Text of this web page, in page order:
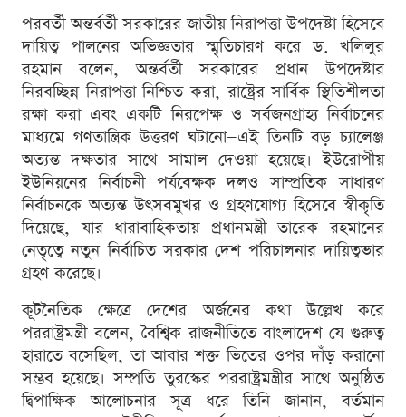
পরবর্তী অন্তর্বর্তী সরকারের জাতীয় নিরাপত্তা উপদেষ্টা হিসেবে
দায়িত্ব পালনের অভিজ্ঞতার স্মৃতিচারণ করে ড. খলিলুর
রহমান বলেন, অন্তর্বর্তী সরকারের প্রধান উপদেষ্টার
নিরবচ্ছিন্ন নিরাপত্তা নিশ্চিত করা, রাষ্ট্রের সার্বিক স্থিতিশীলতা
রক্ষা করা এবং একটি নিরপেক্ষ ও সর্বজনগ্রাহ্য নির্বাচনের
মাধ্যমে গণতান্ত্রিক উত্তরণ ঘটানো—এই তিনটি বড় চ্যালেঞ্জ
অত্যন্ত দক্ষতার সাথে সামাল দেওয়া হয়েছে। ইউরোপীয়
ইউনিয়নের নির্বাচনী পর্যবেক্ষক দলও সাম্প্রতিক সাধারণ
নির্বাচনকে অত্যন্ত উৎসবমুখর ও গ্রহণযোগ্য হিসেবে স্বীকৃতি
দিয়েছে, যার ধারাবাহিকতায় প্রধানমন্ত্রী তারেক রহমানের
নেতৃত্বে নতুন নির্বাচিত সরকার দেশ পরিচালনার দায়িত্বভার
গ্রহণ করেছে।
কূটনৈতিক ক্ষেত্রে দেশের অর্জনের কথা উল্লেখ করে
পররাষ্ট্রমন্ত্রী বলেন, বৈশ্বিক রাজনীতিতে বাংলাদেশ যে গুরুত্ব
হারাতে বসেছিল, তা আবার শক্ত ভিতের ওপর দাঁড় করানো
সম্ভব হয়েছে। সম্প্রতি তুরস্কের পররাষ্ট্রমন্ত্রীর সাথে অনুষ্ঠিত
দ্বিপাক্ষিক আলোচনার সূত্র ধরে তিনি জানান, বর্তমান